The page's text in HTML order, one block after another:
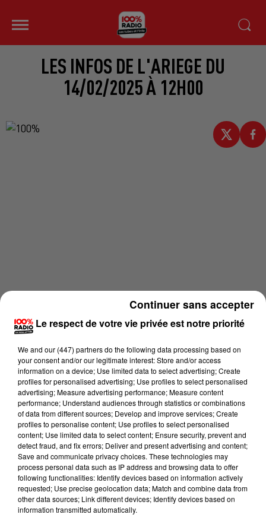
LES INFOS DE L'ARIEGE DU
14/02/2025 À 12H00
Lecture (2 min 14 sec)
100%
100% Radio les infos de l'Ariege
Le respect de votre vie privée est notre priorité
We and our (447) partnersdo the following data processing based on
your consent and/or our legitimate interest: Store and/or access
information on a device; Use limited data to select advertising; Create
profiles for personalised advertising; Use profiles to select personalised
advertising; Measure advertising performance; Measure content
performance; Understand audiences through statistics or combinations
of data from different sources; Develop and improve services; Create
profiles to personalise content; Use profiles to select personalised
content; Use limited data to select content; Ensure security, prevent and
detect fraud, and fix errors; Deliver and present advertising and content;
Save and communicate privacy choices. These technologies may
process personal data such as IP address and browsing data to offer
following functionalities: Identify devices based on information actively
requested; Use precise geolocation data; Match and combine data from
other data sources; Link different devices; Identify devices based on
information transmitted automatically.
Continuer sans accepter